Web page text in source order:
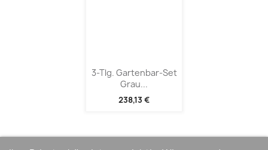
3-Tlg. Gartenbar-Set
Grau...
238,13 €